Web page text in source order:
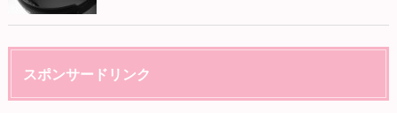
スポンサードリンク